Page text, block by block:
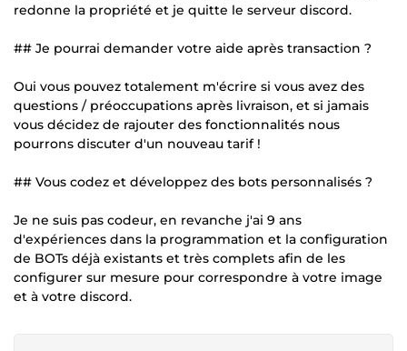
redonne la propriété et je quitte le serveur discord.
## Je pourrai demander votre aide après transaction ?
Oui vous pouvez totalement m'écrire si vous avez des
questions / préoccupations après livraison, et si jamais
vous décidez de rajouter des fonctionnalités nous
pourrons discuter d'un nouveau tarif !
## Vous codez et développez des bots personnalisés ?
Je ne suis pas codeur, en revanche j'ai 9 ans
d'expériences dans la programmation et la configuration
de BOTs déjà existants et très complets afin de les
configurer sur mesure pour correspondre à votre image
et à votre discord.